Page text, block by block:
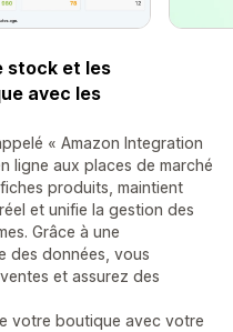
stock et les
avec les
« Amazon Integration
ligne aux places de marché
produits, maintient
et unifie la gestion des
Grâce à une
des données, vous
et assurez des
votre boutique avec votre